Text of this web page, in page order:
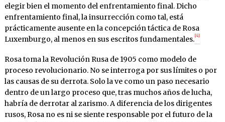
elegir bien el momento del enfrentamiento final. Dicho
enfrentamiento final, la insurrección como tal, está
prácticamente ausente en la concepción táctica de Rosa
Luxemburgo, al menos en sus escritos fundamentales. [4]
Rosa toma la Revolución Rusa de 1905 como modelo de
proceso revolucionario. No se interroga por sus límites o por
las causas de su derrota. Solo la ve como un paso necesario
dentro de un largo proceso que, tras muchos años de lucha,
habría de derrotar al zarismo. A diferencia de los dirigentes
rusos, Rosa no es ni se siente responsable por el futuro de la